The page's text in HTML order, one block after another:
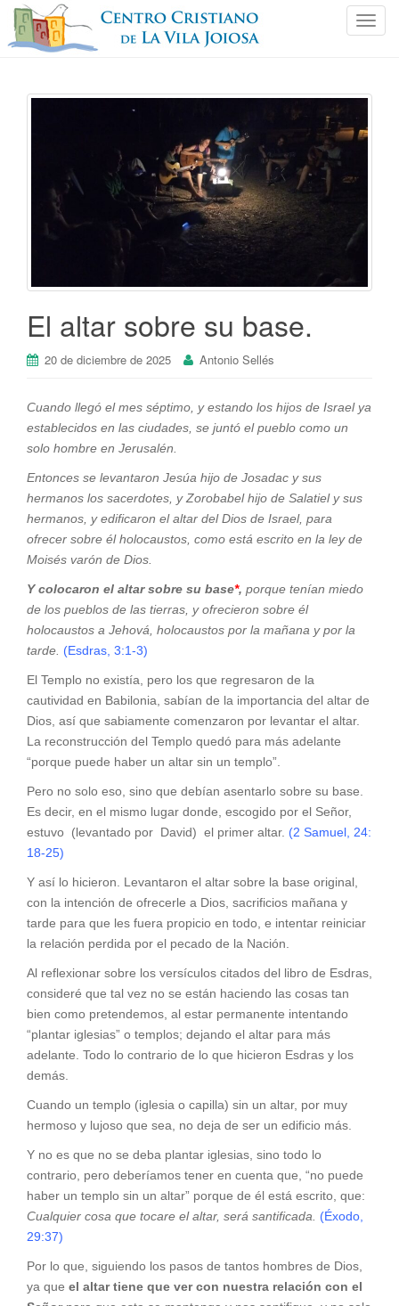
C
a
c
El altar sobre su base.
20 de diciembre de 2025 Antonio Sellés
Cuando llegó el mes séptimo, y estando los hijos de Israel ya
establecidos en las ciudades, se juntó el pueblo como un
solo hombre en Jerusalén.
Entonces se levantaron Jesúa hijo de Josadac y sus
hermanos los sacerdotes, y Zorobabel hijo de Salatiel y sus
hermanos, y edificaron el altar del Dios de Israel, para
ofrecer sobre él holocaustos, como está escrito en la ley de
Moisés varón de Dios.
Y colocaron el altar sobre su base*, porque tenían miedo
de los pueblos de las tierras, y ofrecieron sobre él
holocaustos a Jehová, holocaustos por la mañana y por la
tarde. (Esdras, 3:1-3)
El Templo no existía, pero los que regresaron de la
cautividad en Babilonia, sabían de la importancia del altar de
Dios, así que sabiamente comenzaron por levantar el altar.
La reconstrucción del Templo quedó para más adelante
“porque puede haber un altar sin un templo”.
Pero no solo eso, sino que debían asentarlo sobre su base.
Es decir, en el mismo lugar donde, escogido por el Señor,
estuvo (levantado por David) el primer altar. (2 Samuel, 24:
18-25)
Y así lo hicieron. Levantaron el altar sobre la base original,
con la intención de ofrecerle a Dios, sacrificios mañana y
tarde para que les fuera propicio en todo, e intentar reiniciar
la relación perdida por el pecado de la Nación.
Al reflexionar sobre los versículos citados del libro de Esdras,
consideré que tal vez no se están haciendo las cosas tan
bien como pretendemos, al estar permanente intentando
“plantar iglesias” o templos; dejando el altar para más
adelante. Todo lo contrario de lo que hicieron Esdras y los
demás.
Cuando un templo (iglesia o capilla) sin un altar, por muy
hermoso y lujoso que sea, no deja de ser un edificio más.
Y no es que no se deba plantar iglesias, sino todo lo
contrario, pero deberíamos tener en cuenta que, “no puede
haber un templo sin un altar” porque de él está escrito, que:
Cualquier cosa que tocare el altar, será santificada. (Éxodo,
29:37)
Por lo que, siguiendo los pasos de tantos hombres de Dios,
ya que el altar tiene que ver con nuestra relación con el